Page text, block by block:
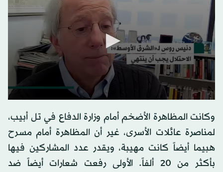
وكانت المظاهرة الأضخم أمام وزارة الدفاع في تل أبيب،
لمناصرة عائلات الأسرى، غير أن المظاهرة أمام مسرح
هبيما أيضاً كانت مهيبة، ويقدر عدد المشاركين فيها
بأكثر من 20 ألفاً. الأولى رفعت شعارات أيضاً ضد